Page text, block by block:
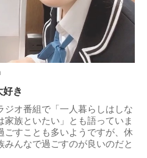
き
ジオ番組で「一人暮らしはしな
族といたい」とも語っていま
ごすことも多いようですが、休
んなで過ごすのが良いのだと